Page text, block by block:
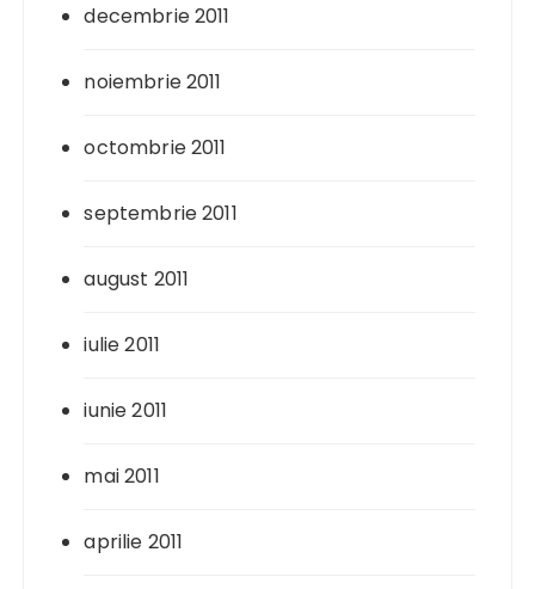
decembrie 2011
noiembrie 2011
octombrie 2011
septembrie 2011
august 2011
iulie 2011
iunie 2011
mai 2011
aprilie 2011